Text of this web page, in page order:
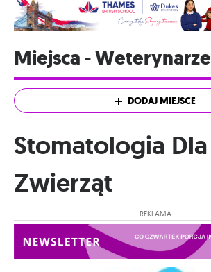
Miejsca - Weterynarze
DODAJ MIEJSCE
Stomatologia Dla
Zwierząt
REKLAMA